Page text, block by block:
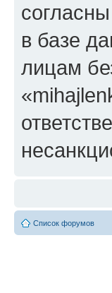
в базе
лицам
Список форумов